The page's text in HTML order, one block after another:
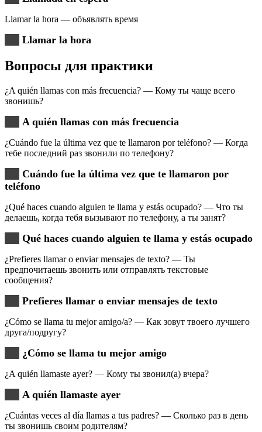
Llamar la hora — объявлять время
Llamar la hora
Вопросы для практики
¿A quién llamas con más frecuencia? — Кому ты чаще всего
звонишь?
A quién llamas con más frecuencia
¿Cuándo fue la última vez que te llamaron por teléfono? — Когда
тебе последний раз звонили по телефону?
Cuándo fue la última vez que te llamaron por
teléfono
¿Qué haces cuando alguien te llama y estás ocupado? — Что ты
делаешь, когда тебя вызывают по телефону, а ты занят?
Qué haces cuando alguien te llama y estás ocupado
¿Prefieres llamar o enviar mensajes de texto? — Ты
предпочитаешь звонить или отправлять текстовые
сообщения?
Prefieres llamar o enviar mensajes de texto
¿Cómo se llama tu mejor amigo/a? — Как зовут твоего лучшего
друга/подругу?
¿Cómo se llama tu mejor amigo
¿A quién llamaste ayer? — Кому ты звонил(а) вчера?
A quién llamaste ayer
¿Cuántas veces al día llamas a tus padres? — Сколько раз в день
ты звонишь своим родителям?